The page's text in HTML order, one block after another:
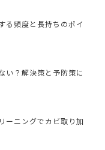
る頻度と長持ちのポイ
い？解決策と予防策に
ーニングでカビ取り加